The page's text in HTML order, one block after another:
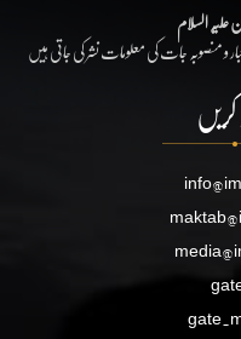
السلام
و منصوبہ جات کی معلومات نشر کی جاتی ہیں